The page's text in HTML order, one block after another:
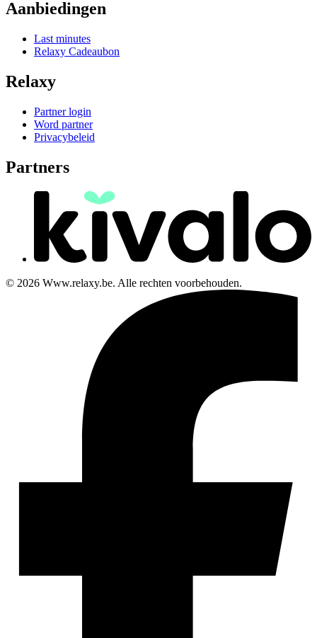
Aanbiedingen
Last minutes
Relaxy Cadeaubon
Relaxy
Partner login
Word partner
Privacybeleid
Partners
© 2026 Www.relaxy.be. Alle rechten voorbehouden.